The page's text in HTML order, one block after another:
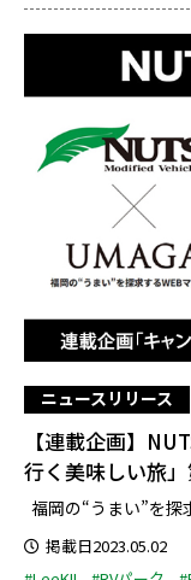
ニュースリリース
【連載企画】
行く美味しい旅
福岡の“うまい”を探
掲載日2023.05.02